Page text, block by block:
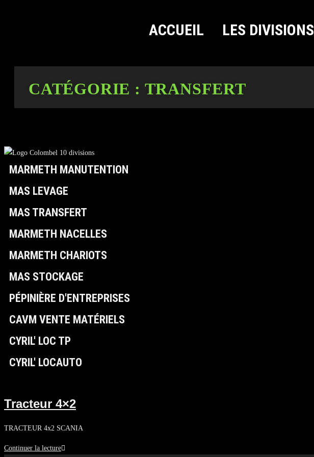
ACCUEIL LES DIVISIONS
CATÉGORIE : TRANSFERT
MARMETH MANUTENTION
MAS LEVAGE
MAS TRANSFERT
MARMETH NACELLES
MARMETH CHARIOTS
MAS STOCKAGE
PÉPINIÈRE D'ENTREPRISES
CAVM VENTE MATÉRIELS
CYRIL' LOC TP
CYRIL' LOCAUTO
Tracteur 4×2
TRACTEUR 4x2 SCANIA
Continuer la lecture